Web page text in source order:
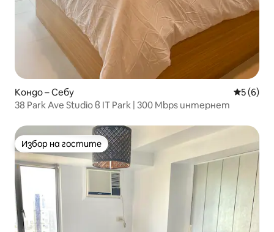
Кондо – Себу Средна
5 (6)
38 Park Ave Studio в IT Park | 300 Mbps интернет
Избор на гостите
Избор на гостите